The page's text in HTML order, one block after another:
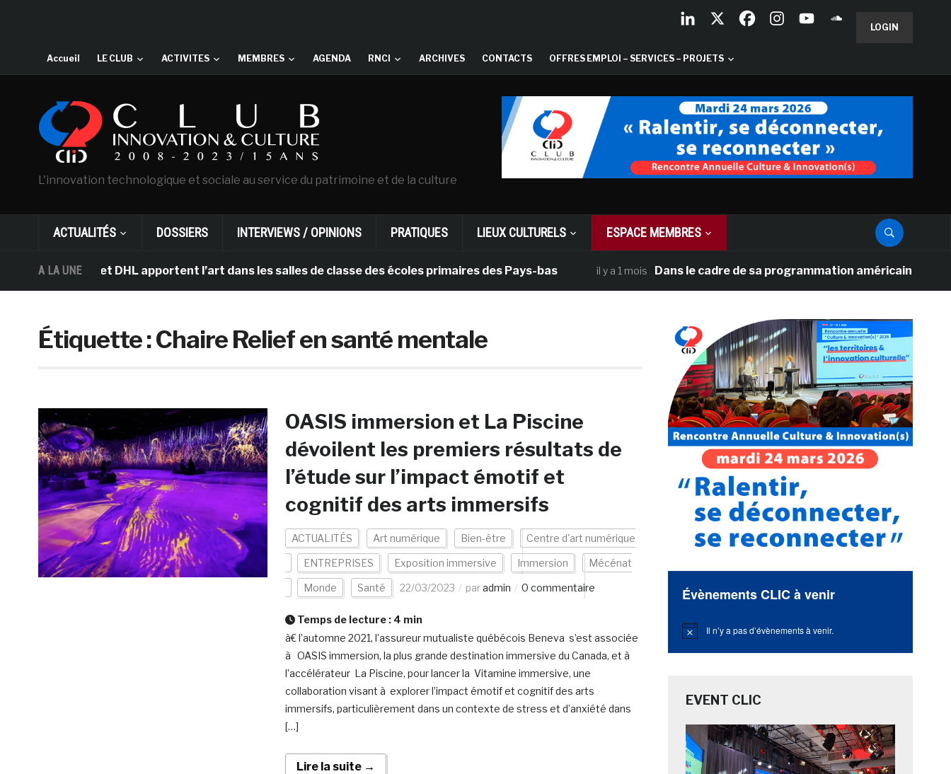
LOGIN
Accueil LE CLUB ACTIVITES MEMBRES AGENDA RNCI ARCHIVES CONTACTS OFFRES EMPLOI – SERVICES – PROJETS
L'innovation technologique et sociale au service du patrimoine et de la culture
ACTUALITÉS DOSSIERS INTERVIEWS / OPINIONS PRATIQUES LIEUX CULTURELS ESPACE MEMBRES
A LA UNEet DHL apportent l’art dans les salles de classe des écoles primaires des Pays-bas il y a 1 mois Dans le cadre de sa programmation américaine,
Étiquette :Chaire Relief en santé mentale
OASIS immersion et La Piscine
dévoilent les premiers résultats de
l’étude sur l’impact émotif et
cognitif des arts immersifs
ACTUALITÉS Art numérique Bien-être Centre d'art numérique
ENTREPRISES Exposition immersive Immersion Mécénat
Monde Santé 22/03/2023 paradmin 0 commentaire
Temps de lecture : 4 min
à€ l’automne 2021, l’assureur mutualiste québécois Beneva s’est associée
à OASIS immersion, la plus grande destination immersive du Canada, et à
l’accélérateur La Piscine, pour lancer la Vitamine immersive, une
collaboration visant à explorer l’impact émotif et cognitif des arts
immersifs, particulièrement dans un contexte de stress et d’anxiété dans
[…]
Lire la suite →
Évènements CLIC à venir
Notice Il n’y a pas d’évènements à venir.
EVENT CLIC